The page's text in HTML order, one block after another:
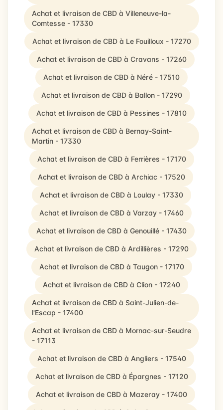
Achat et livraison de CBD à Villeneuve-la-
Comtesse - 17330
Achat et livraison de CBD à Le Fouilloux - 17270
Achat et livraison de CBD à Cravans - 17260
Achat et livraison de CBD à Néré - 17510
Achat et livraison de CBD à Ballon - 17290
Achat et livraison de CBD à Pessines - 17810
Achat et livraison de CBD à Bernay-Saint-
Martin - 17330
Achat et livraison de CBD à Ferrières - 17170
Achat et livraison de CBD à Archiac - 17520
Achat et livraison de CBD à Loulay - 17330
Achat et livraison de CBD à Varzay - 17460
Achat et livraison de CBD à Genouillé - 17430
Achat et livraison de CBD à Ardillières - 17290
Achat et livraison de CBD à Taugon - 17170
Achat et livraison de CBD à Clion - 17240
Achat et livraison de CBD à Saint-Julien-de-
l'Escap - 17400
Achat et livraison de CBD à Mornac-sur-Seudre
- 17113
Achat et livraison de CBD à Angliers - 17540
Achat et livraison de CBD à Épargnes - 17120
Achat et livraison de CBD à Mazeray - 17400